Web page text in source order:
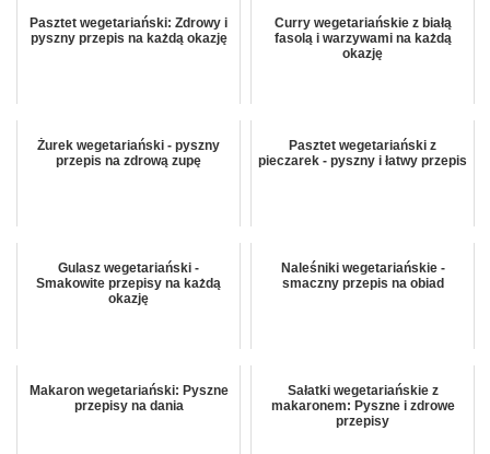
Pasztet wegetariański: Zdrowy i
pyszny przepis na każdą okazję
Curry wegetariańskie z białą
fasolą i warzywami na każdą
okazję
Żurek wegetariański - pyszny
przepis na zdrową zupę
Pasztet wegetariański z
pieczarek - pyszny i łatwy przepis
Gulasz wegetariański -
Smakowite przepisy na każdą
okazję
Naleśniki wegetariańskie -
smaczny przepis na obiad
Makaron wegetariański: Pyszne
przepisy na dania
Sałatki wegetariańskie z
makaronem: Pyszne i zdrowe
przepisy